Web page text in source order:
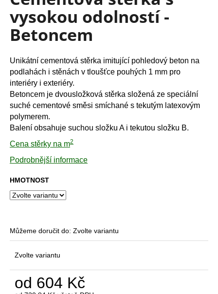
z
5
hvězdiček.
vysokou odolností -
Betoncem
Unikátní cementová stěrka imitující pohledový beton na
podlahách i stěnách v tloušťce pouhých 1 mm pro
interiéry i exteriéry.
Betoncem je dvousložková stěrka složená ze speciální
suché cementové směsi smíchané s tekutým latexovým
polymerem.
Balení obsahuje suchou složku A i tekutou složku B.
Cena stěrky na m2
Podrobnější informace
HMOTNOST
Můžeme doručit do: Zvolte variantu
Zvolte variantu
od 604 Kč
a
j
í
?
D
o
p
o
r
u
j
e
e